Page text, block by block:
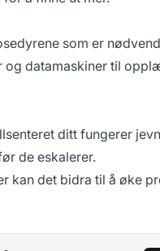
som er
datamaskiner til
ditt fungerer
de eskalerer.
kan det bidra til å øke